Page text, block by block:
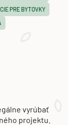
PRE BYTOVKY
vyrúbať
projektu.